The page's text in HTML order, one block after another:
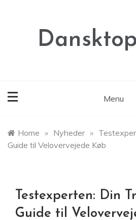
Menu
Home » Nyheder »
Guide til Velovervejede Køb
Testexperten: Din
Guide til